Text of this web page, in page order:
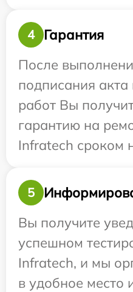
4
Гарантия
После
подписания
работ Вы
гарантию на
Infratech сроком
5
Вы получите
успешном
Infratech, и мы
в удобное место